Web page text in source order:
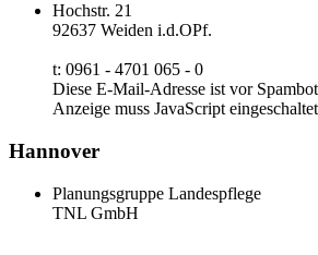
Hochstr. 21
92637 Weiden i.d.OPf.
t: 0961 - 4701 065 - 0
Diese E-Mail-Adresse ist vor
Anzeige muss JavaScript
Hannover
Planungsgruppe Landespflege
TNL GmbH